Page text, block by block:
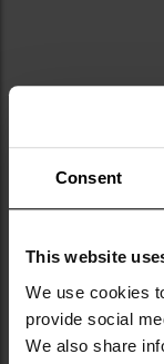
Consent
This website
We use cookies
provide social
We also share
Металошукач
подібним
також
Аудіосистема,
складається з